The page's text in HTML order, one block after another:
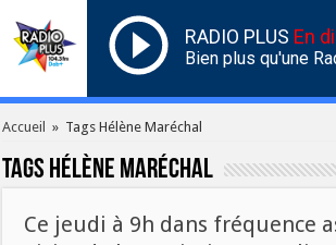
RADIO PLUS En
Bien plus qu'une
Accueil » Tags Hélène Maréchal
Tags Hélène Maréchal
Ce jeudi à 9h dans fréquence